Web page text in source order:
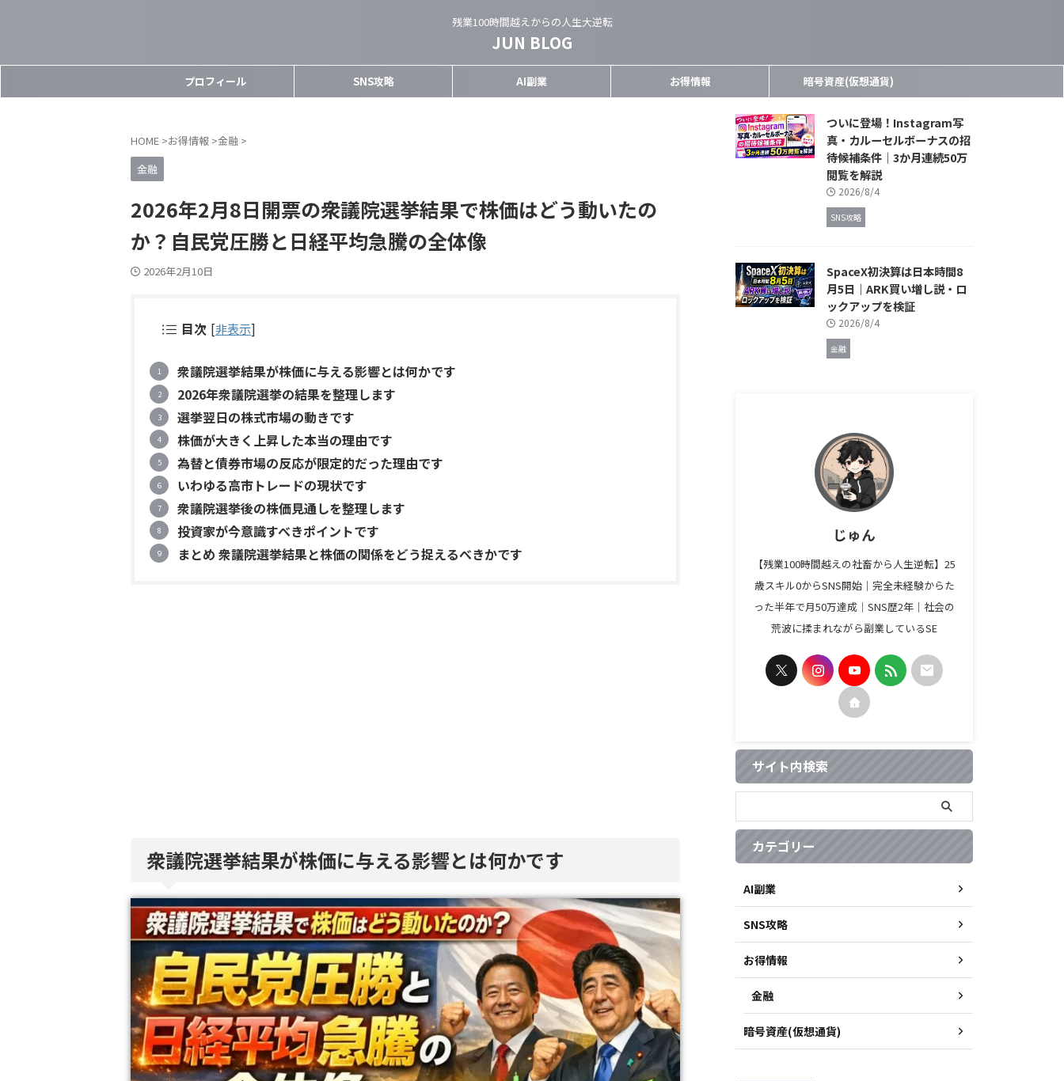
残業100時間越えからの人生大逆転
JUN BLOG
プロフィール SNS攻略 AI副業 お得情報 暗号資産(仮想通貨)
HOME >お得情報 >金融 >
金融
2026年2月8日開票の衆議院選挙結果で株価はどう動いたの
か？自民党圧勝と日経平均急騰の全体像
2026年2月10日
目次 [非表示]
衆議院選挙結果が株価に与える影響とは何かです
2026年衆議院選挙の結果を整理します
選挙翌日の株式市場の動きです
株価が大きく上昇した本当の理由です
為替と債券市場の反応が限定的だった理由です
いわゆる高市トレードの現状です
衆議院選挙後の株価見通しを整理します
投資家が今意識すべきポイントです
まとめ 衆議院選挙結果と株価の関係をどう捉えるべきかです
衆議院選挙結果が株価に与える影響とは何かです
ついに登場！Instagram写
真・カルーセルボーナスの招
待候補条件｜3か月連続50万
閲覧を解説
2026/8/4
SNS攻略
SpaceX初決算は日本時間8
月5日｜ARK買い増し説・ロ
ックアップを検証
2026/8/4
金融
じゅん
【残業100時間越えの社畜から人生逆転】25
歳スキル0からSNS開始｜完全未経験からた
った半年で月50万達成｜SNS歴2年｜社会の
荒波に揉まれながら副業しているSE
サイト内検索
カテゴリー
AI副業
SNS攻略
お得情報
金融
暗号資産(仮想通貨)